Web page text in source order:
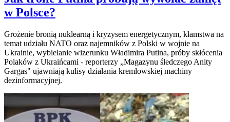
w Polsce?
Grożenie bronią nuklearną i kryzysem energetycznym, kłamstwa na
temat udziału NATO oraz najemników z Polski w wojnie na
Ukrainie, wybielanie wizerunku Władimira Putina, próby skłócenia
Polaków z Ukraińcami - reporterzy „Magazynu śledczego Anity
Gargas" ujawniają kulisy działania kremlowskiej machiny
dezinformacyjnej.